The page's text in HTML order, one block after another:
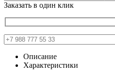
Заказать в один клик
Описание
Характеристики